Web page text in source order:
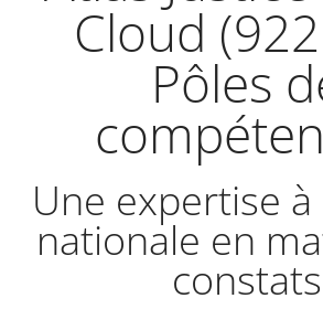
Cloud
Pôles
Une expertise à
nationale en
constats